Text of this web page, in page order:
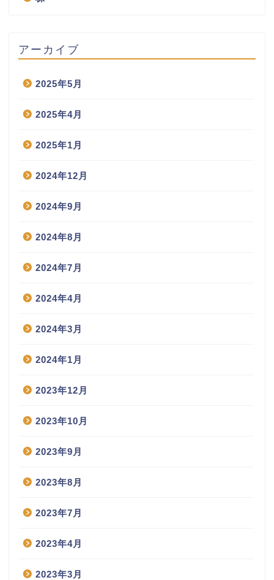
アーカイブ
2025年5月
2025年4月
2025年1月
2024年12月
2024年9月
2024年8月
2024年7月
2024年4月
2024年3月
2024年1月
2023年12月
2023年10月
2023年9月
2023年8月
2023年7月
2023年4月
2023年3月